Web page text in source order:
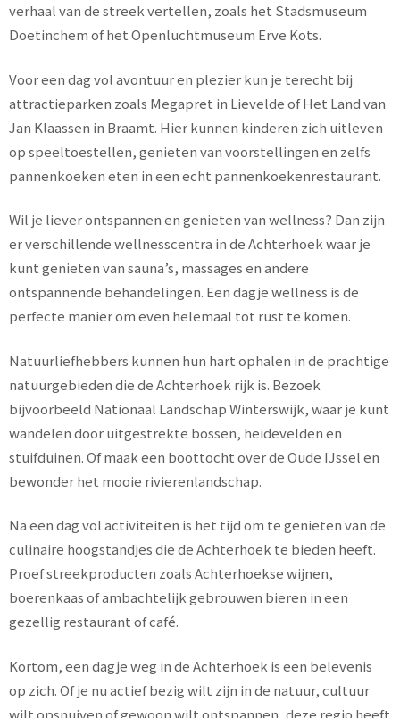
verhaal van de streek vertellen, zoals het Stadsmuseum
Doetinchem of het Openluchtmuseum Erve Kots.
Voor een dag vol avontuur en plezier kun je terecht bij
attractieparken zoals Megapret in Lievelde of Het Land van
Jan Klaassen in Braamt. Hier kunnen kinderen zich uitleven
op speeltoestellen, genieten van voorstellingen en zelfs
pannenkoeken eten in een echt pannenkoekenrestaurant.
Wil je liever ontspannen en genieten van wellness? Dan zijn
er verschillende wellnesscentra in de Achterhoek waar je
kunt genieten van sauna’s, massages en andere
ontspannende behandelingen. Een dagje wellness is de
perfecte manier om even helemaal tot rust te komen.
Natuurliefhebbers kunnen hun hart ophalen in de prachtige
natuurgebieden die de Achterhoek rijk is. Bezoek
bijvoorbeeld Nationaal Landschap Winterswijk, waar je kunt
wandelen door uitgestrekte bossen, heidevelden en
stuifduinen. Of maak een boottocht over de Oude IJssel en
bewonder het mooie rivierenlandschap.
Na een dag vol activiteiten is het tijd om te genieten van de
culinaire hoogstandjes die de Achterhoek te bieden heeft.
Proef streekproducten zoals Achterhoekse wijnen,
boerenkaas of ambachtelijk gebrouwen bieren in een
gezellig restaurant of café.
Kortom, een dagje weg in de Achterhoek is een belevenis
op zich. Of je nu actief bezig wilt zijn in de natuur, cultuur
wilt opsnuiven of gewoon wilt ontspannen, deze regio heeft